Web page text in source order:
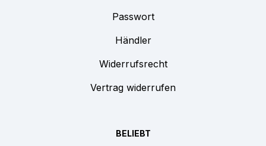
Passwort
Händler
Widerrufsrecht
Vertrag widerrufen
BELIEBT